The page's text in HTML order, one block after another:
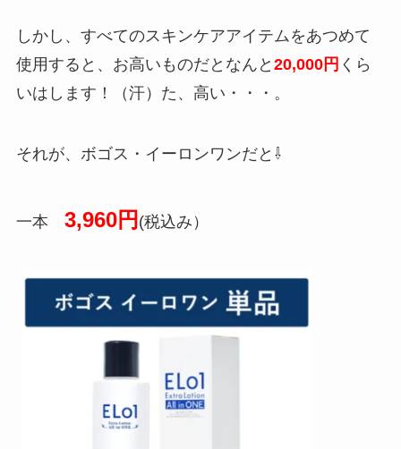
しかし、すべてのスキンケアアイテムをあつめて
使用すると、お高いものだとなんと 20,000円 くら
いはします！（汗）た、高い・・・。
それが、ボゴス・イーロンワンだと⇩
一本 3,960円 (税込み）